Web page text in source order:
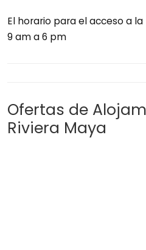
El horario para el acceso a
9 am a 6 pm
Ofertas de
Riviera Maya